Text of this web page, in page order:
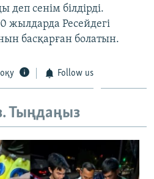
деп сенім білдірді.
жылдарда Ресейдегі
басқарған болатын.
Follow us
Тыңдаңыз